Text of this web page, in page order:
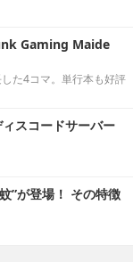
Gaming Maide
た4コマ。単行本も好評
スコードサーバー
”が登場！ その特徴